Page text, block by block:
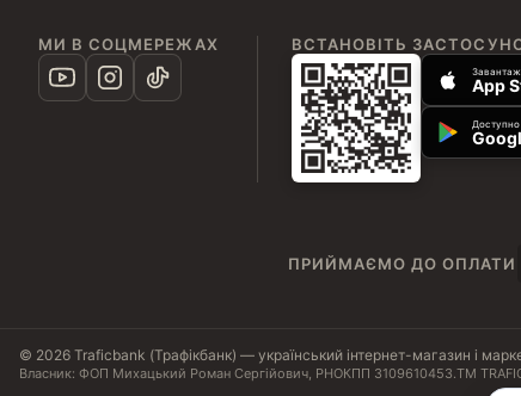
МИ В СОЦМЕРЕЖАХ ВСТАНОВІТЬ
App
Доступно
ПРИЙМАЄМО ДО ОПЛАТИ
© 2026 Traficbank (Трафікбанк) — український інтернет-магазин і
Власник: ФОП Михацький Роман Сергійович, РНОКПП 3109610453.ТМ